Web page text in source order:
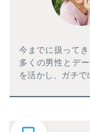
今までに扱って
多くの男性とデ
を活かし、ガチで